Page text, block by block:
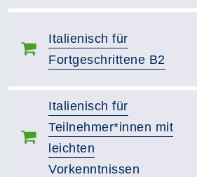
Italienisch für
Fortgeschrittene B2
Italienisch für
Teilnehmer*innen mit
leichten
Vorkenntnissen